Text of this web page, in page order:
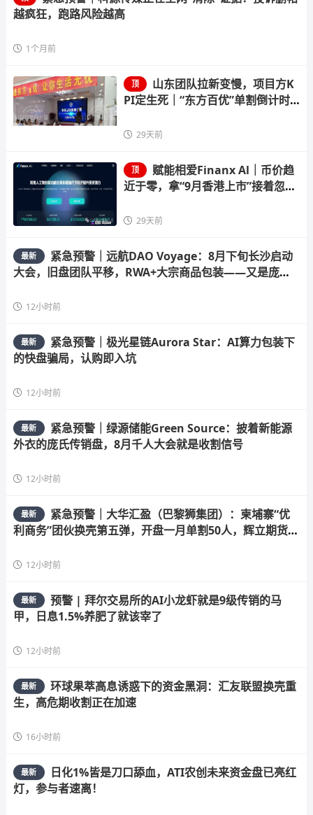
越疯狂，跑路风险越高
1个月前
顶
山东团队拉新变慢，项目方K
PI定生死｜“东方百优”单割倒计时
29天前
顶
赋能相爱Finanx Al｜币价趋
近于零，拿“9月香港上市”接着忽悠
29天前
最新
紧急预警｜远航DAO Voyage：8月下旬长沙启动
大会，旧盘团队平移，RWA+大宗商品包装——又是庞氏
12小时前
最新
紧急预警｜极光星链Aurora Star：AI算力包装下
的快盘骗局，认购即入坑
12小时前
最新
紧急预警｜绿源储能Green Source：披着新能源
外衣的庞氏传销盘，8月千人大会就是收割信号
12小时前
最新
紧急预警｜大华汇盈（巴黎狮集团）：柬埔寨“优
利商务”团伙换壳第五弹，开盘一月单割50人，辉立期货、
12小时前
最新
预警 | 拜尔交易所的AI小龙虾就是9级传销的马
甲，日息1.5%养肥了就该宰了
12小时前
最新
环球果萃高息诱惑下的资金黑洞：汇友联盟换壳重
生，高危期收割正在加速
16小时前
最新
日化1%皆是刀口舔血，ATI农创未来资金盘已亮红
灯，参与者速离！